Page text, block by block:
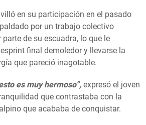
en su participación en el pasado
por un trabajo colectivo
de su escuadra, lo que le
final demoledor y llevarse la
que pareció inagotable.
es muy hermoso”, expresó el joven
que contrastaba con la
que acababa de conquistar.